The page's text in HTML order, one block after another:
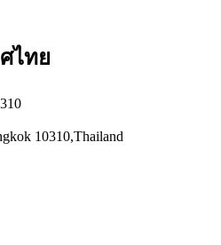
ไทย
10310,Thailand